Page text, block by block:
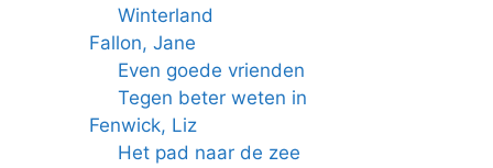
Winterland
Fallon, Jane
Even goede vrienden
Tegen beter weten in
Fenwick, Liz
Het pad naar de zee